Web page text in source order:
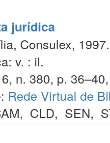
jurídica
Consulex, 1997.
v. : il.
n. 380, p.
Rede Virtual de
, CLD, SEN,